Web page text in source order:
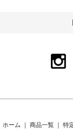
ホーム ｜ 商品一覧 ｜ 特